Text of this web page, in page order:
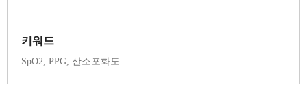
키워드
SpO2, PPG, 산소포화도